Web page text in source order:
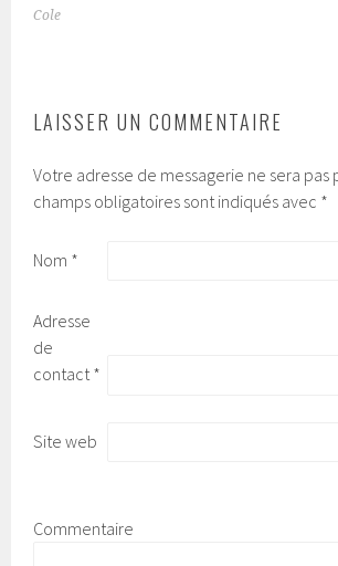
NAVIGATION
Cole
LAISSER UN COMMENTAIRE
Votre adresse de messagerie ne sera pas
champs obligatoires sont indiqués avec *
Nom *
Adresse
de
contact*
Site web
Commentaire